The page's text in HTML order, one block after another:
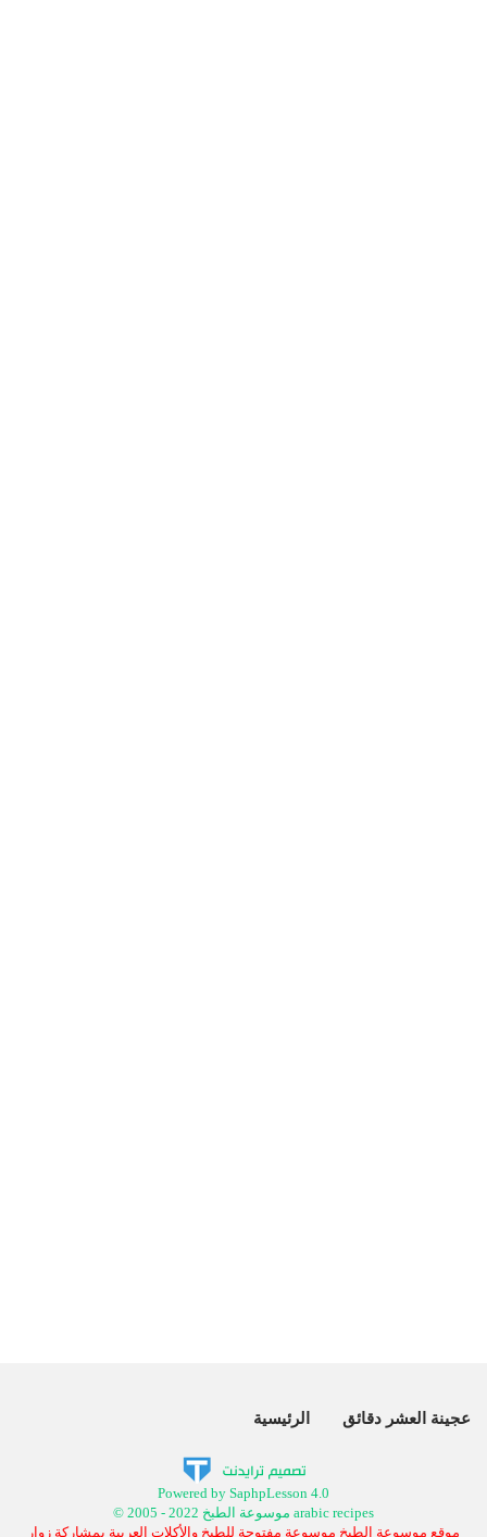
عجينة العشر دقائق الرئيسية
Powered by SaphpLesson 4.0
© 2005 - 2022 موسوعة الطبخ arabic recipes
موقع موسوعة الطبخ موسوعة مفتوحة للطبخ والأكلات العربية بمشاركة زوار